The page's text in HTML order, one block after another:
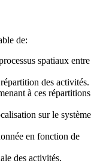
de:
spatiaux entre
des activités.
à ces répartitions
sur le système
en fonction de
des activités.